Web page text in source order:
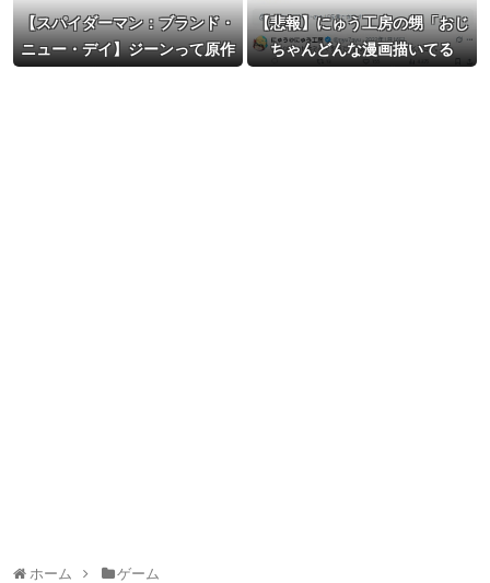
【スパイダーマン：ブランド・
ニュー・デイ】ジーンって原作
【悲報】にゅう工房の甥「おじ
ちゃんどんな漫画描いてる
ホーム ゲーム